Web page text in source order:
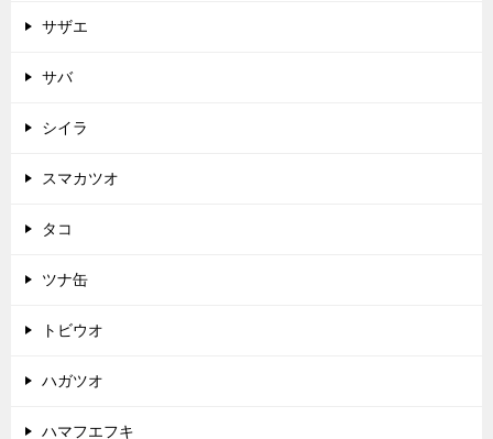
サザエ
サバ
シイラ
スマカツオ
タコ
ツナ缶
トビウオ
ハガツオ
ハマフエフキ